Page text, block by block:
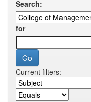
Search:
for
Current filters: